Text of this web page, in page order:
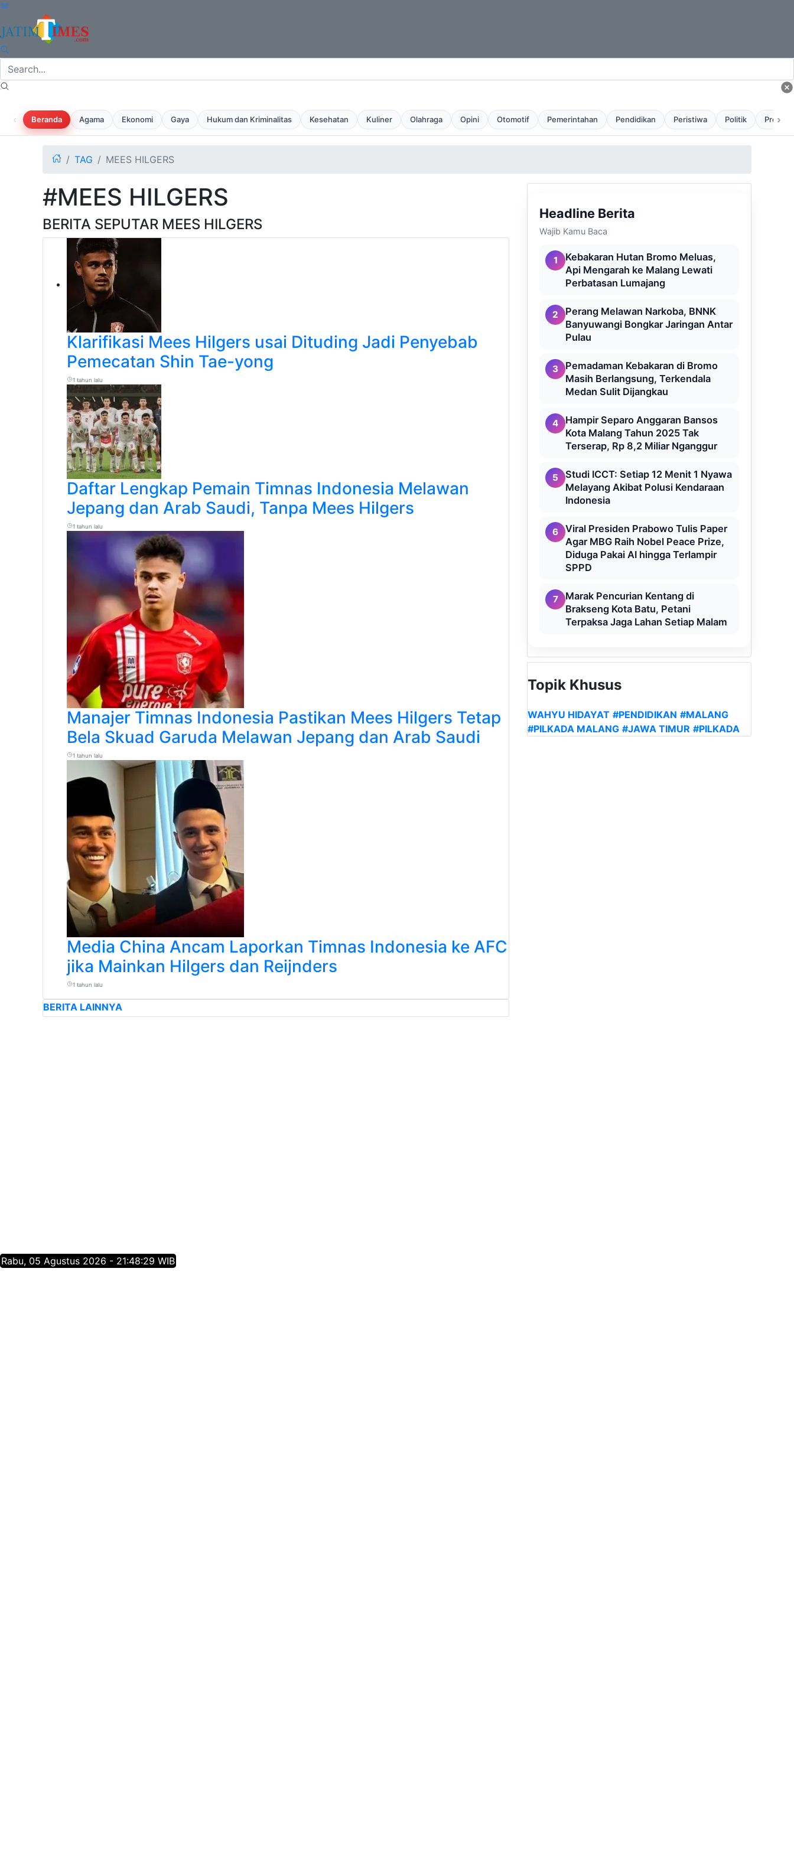
‹ Beranda Agama Ekonomi Gaya Hukum dan Kriminalitas Kesehatan Kuliner Olahraga Opini Otomotif Pemerintahan Pendidikan Peristiwa Politik Profil
›
TAG MEES HILGERS
#MEES HILGERS
BERITA SEPUTAR MEES HILGERS
Klarifikasi Mees Hilgers usai Dituding Jadi Penyebab
Pemecatan Shin Tae-yong
1 tahun lalu
Daftar Lengkap Pemain Timnas Indonesia Melawan
Jepang dan Arab Saudi, Tanpa Mees Hilgers
1 tahun lalu
Manajer Timnas Indonesia Pastikan Mees Hilgers Tetap
Bela Skuad Garuda Melawan Jepang dan Arab Saudi
1 tahun lalu
Media China Ancam Laporkan Timnas Indonesia ke AFC
jika Mainkan Hilgers dan Reijnders
1 tahun lalu
BERITA LAINNYA
Headline Berita
Wajib Kamu Baca
1
Kebakaran Hutan Bromo Meluas,
Api Mengarah ke Malang Lewati
Perbatasan Lumajang
2
Perang Melawan Narkoba, BNNK
Banyuwangi Bongkar Jaringan Antar
Pulau
3
Pemadaman Kebakaran di Bromo
Masih Berlangsung, Terkendala
Medan Sulit Dijangkau
4
Hampir Separo Anggaran Bansos
Kota Malang Tahun 2025 Tak
Terserap, Rp 8,2 Miliar Nganggur
5
Studi ICCT: Setiap 12 Menit 1 Nyawa
Melayang Akibat Polusi Kendaraan
Indonesia
6
Viral Presiden Prabowo Tulis Paper
Agar MBG Raih Nobel Peace Prize,
Diduga Pakai AI hingga Terlampir
SPPD
7
Marak Pencurian Kentang di
Brakseng Kota Batu, Petani
Terpaksa Jaga Lahan Setiap Malam
Topik Khusus
WAHYU HIDAYAT #PENDIDIKAN #MALANG
#PILKADA MALANG #JAWA TIMUR #PILKADA
Rabu, 05 Agustus 2026 - 21:48:30 WIB